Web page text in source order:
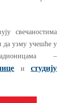
свечаностима
да узму учешће у
–
истудију